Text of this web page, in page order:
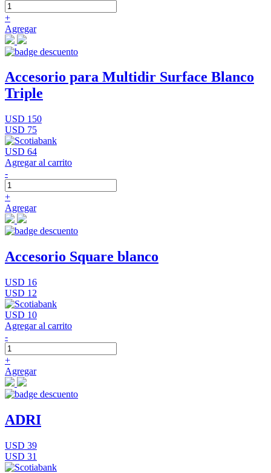
+
Agregar
Accesorio para Multidir Surface Blanco
Triple
USD 150
USD 75
USD 64
Agregar al carrito
-
+
Agregar
Accesorio Square blanco
USD 16
USD 12
USD 10
Agregar al carrito
-
+
Agregar
ADRI
USD 39
USD 31